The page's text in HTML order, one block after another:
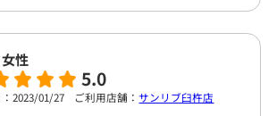
性
5.0
2023/01/27 ご利用店舗：サンリブ臼杵店